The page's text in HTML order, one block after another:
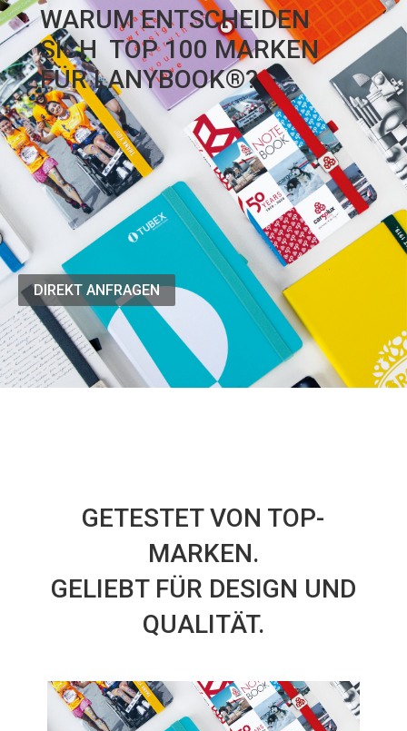
WARUM ENTSCHEIDEN
SICH TOP 100 MARKEN
FÜR LANYBOOK®?
DIREKT ANFRAGEN
GETESTET VON TOP-
MARKEN.
GELIEBT FÜR DESIGN UND
QUALITÄT.